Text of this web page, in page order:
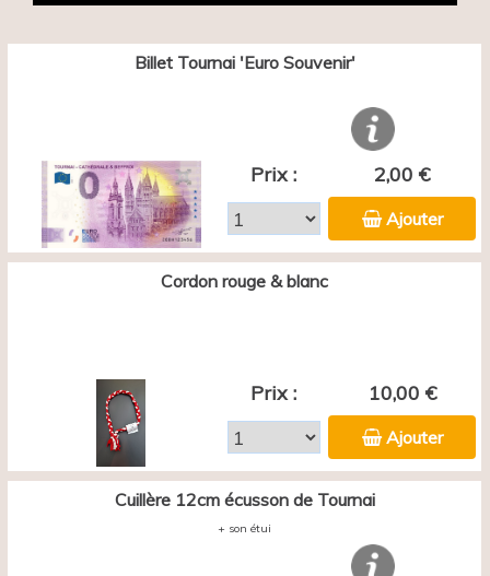
Billet Tournai 'Euro Souvenir'
Prix : 2,00 €
Ajouter
Cordon rouge & blanc
Prix : 10,00 €
Ajouter
Cuillère 12cm écusson de Tournai
+ son étui